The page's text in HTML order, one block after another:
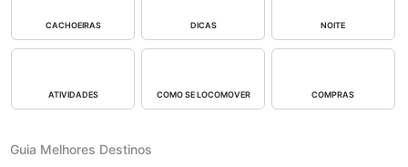
CACHOEIRAS DICAS NOITE
ATIVIDADES COMO SE LOCOMOVER COMPRAS
Guia Melhores Destinos